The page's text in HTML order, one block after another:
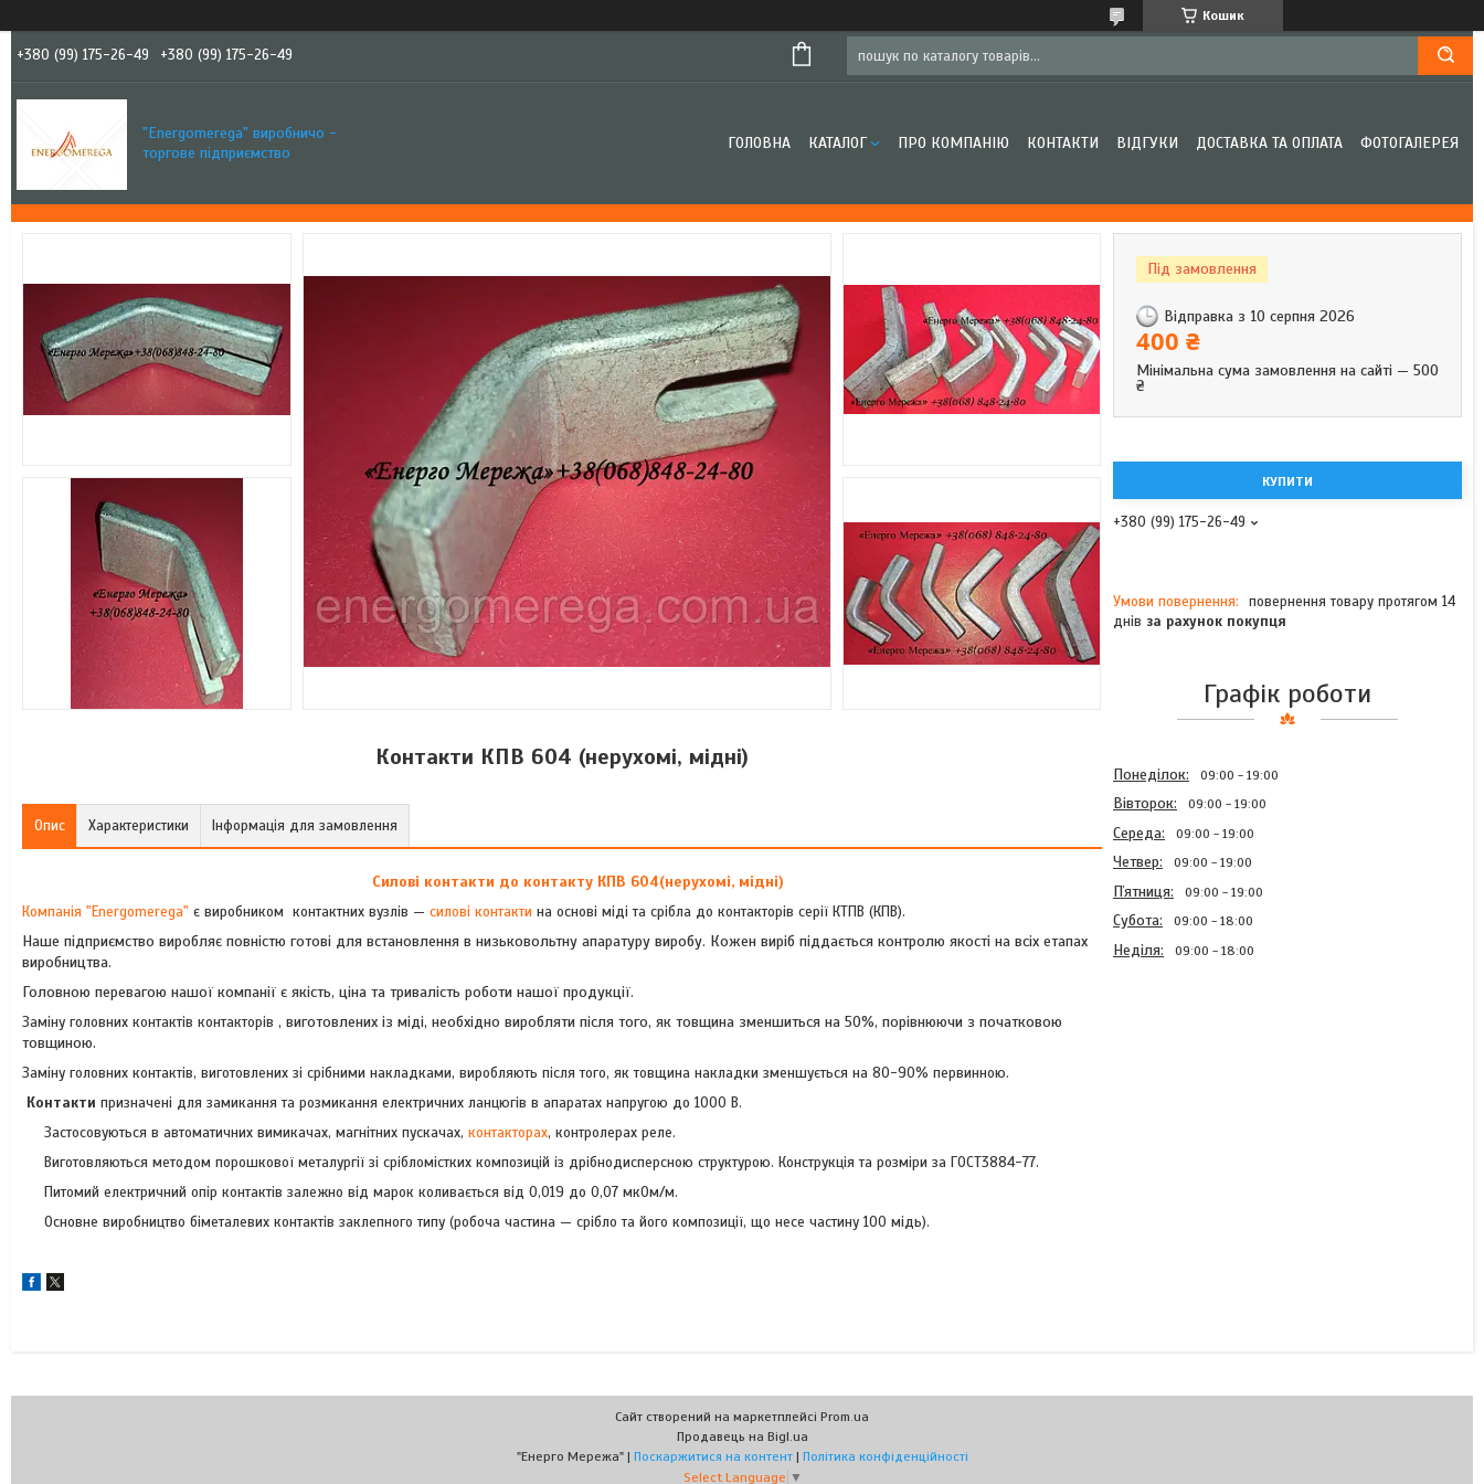
Кошик
+380 (99) 175-26-49 +380 (99) 175-26-49
"Еnergomerega" виробничо -
торгове підприємство
ГОЛОВНА КАТАЛОГ ПРО КОМПАНІЮ КОНТАКТИ ВІДГУКИ ДОСТАВКА ТА ОПЛАТА ФОТОГАЛЕРЕЯ
Контакти КПВ 604 (нерухомі, мідні)
Опис Характеристики Інформація для замовлення
Силові контакти до контакту КПВ 604(нерухомі, мідні)
Компанія "Energomerega" є виробником контактних вузлів — силові контакти на основі міді та срібла до контакторів серії КТПВ (КПВ).
Наше підприємство виробляє повністю готові для встановлення в низьковольтну апаратуру виробу. Кожен виріб піддається контролю якості на всіх етапах
виробництва.
Головною перевагою нашої компанії є якість, ціна та тривалість роботи нашої продукції.
Заміну головних контактів контакторів , виготовлених із міді, необхідно виробляти після того, як товщина зменшиться на 50%, порівнюючи з початковою
товщиною.
Заміну головних контактів, виготовлених зі срібними накладками, виробляють після того, як товщина накладки зменшується на 80-90% первинною.
Контакти призначені для замикання та розмикання електричних ланцюгів в апаратах напругою до 1000 В.
Застосовуються в автоматичних вимикачах, магнітних пускачах, контакторах, контролерах реле.
Виготовляються методом порошкової металургії зі срібломістких композицій із дрібнодисперсною структурою. Конструкція та розміри за ГОСТ3884-77.
Питомий електричний опір контактів залежно від марок коливається від 0,019 до 0,07 мкОм/м.
Основне виробництво біметалевих контактів заклепного типу (робоча частина — срібло та його композиції, що несе частину 100 мідь).
Під замовлення
Відправка з 10 серпня 2026
400 ₴
Мінімальна сума замовлення на сайті — 500
₴
КУПИТИ
+380 (99) 175-26-49
повернення товару протягом 14
днів за рахунок покупця
Графік роботи
Понеділок 09:00 19:00
Вівторок 09:00 19:00
Середа 09:00 19:00
Четвер 09:00 19:00
Пʼятниця 09:00 19:00
Субота 09:00 18:00
Неділя 09:00 18:00
Сайт створений на маркетплейсі Prom.ua
Продавець на Bigl.ua
"Енерго Мережа" | Поскаржитися на контент | Політика конфіденційності
Select Language ▼